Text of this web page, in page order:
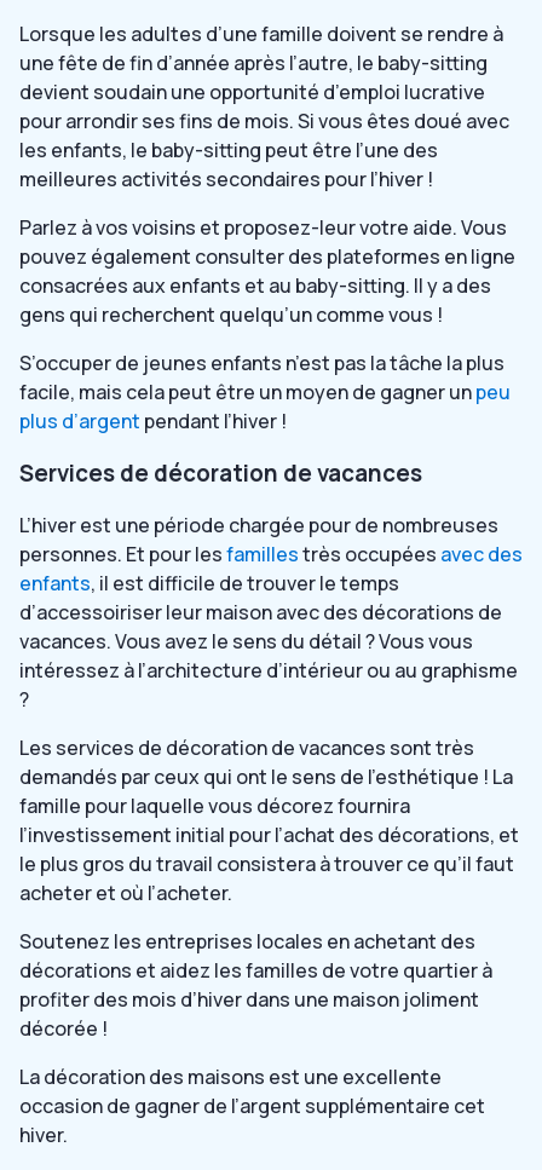
Lorsque les adultes d’une famille doivent se rendre à
une fête de fin d’année après l’autre, le baby-sitting
devient soudain une opportunité d’emploi lucrative
pour arrondir ses fins de mois. Si vous êtes doué avec
les enfants, le baby-sitting peut être l’une des
meilleures activités secondaires pour l’hiver !
Parlez à vos voisins et proposez-leur votre aide. Vous
pouvez également consulter des plateformes en ligne
consacrées aux enfants et au baby-sitting. Il y a des
gens qui recherchent quelqu’un comme vous !
S’occuper de jeunes enfants n’est pas la tâche la plus
facile, mais cela peut être un moyen de gagner unpeu
plus d’argent pendant l’hiver !
Services de décoration de vacances
L’hiver est une période chargée pour de nombreuses
personnes. Et pour lesfamillestrès occupées avec des
enfants, il est difficile de trouver le temps
d’accessoiriser leur maison avec des décorations de
vacances. Vous avez le sens du détail ? Vous vous
intéressez à l’architecture d’intérieur ou au graphisme
?
Les services de décoration de vacances sont très
demandés par ceux qui ont le sens de l’esthétique ! La
famille pour laquelle vous décorez fournira
l’investissement initial pour l’achat des décorations, et
le plus gros du travail consistera à trouver ce qu’il faut
acheter et où l’acheter.
Soutenez les entreprises locales en achetant des
décorations et aidez les familles de votre quartier à
profiter des mois d’hiver dans une maison joliment
décorée !
La décoration des maisons est une excellente
occasion de gagner de l’argent supplémentaire cet
hiver.